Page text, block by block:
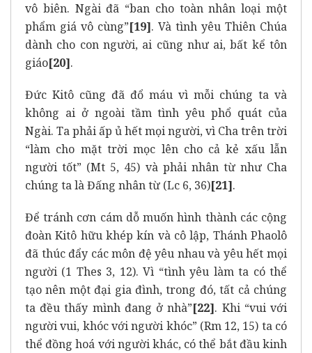
vô biên. Ngài đã “ban cho toàn nhân loại một
phẩm giá vô cùng”[19]. Và tình yêu Thiên Chúa
dành cho con người, ai cũng như ai, bất kể tôn
giáo[20].
Đức Kitô cũng đã đổ máu vì mỗi chúng ta và
không ai ở ngoài tầm tình yêu phổ quát của
Ngài. Ta phải ấp ủ hết mọi người, vì Cha trên trời
“làm cho mặt trời mọc lên cho cả kẻ xấu lẫn
người tốt” (Mt 5, 45) và phải nhân từ như Cha
chúng ta là Đấng nhân từ (Lc 6, 36)[21].
Để tránh cơn cám dỗ muốn hình thành các cộng
đoàn Kitô hữu khép kín và cô lập, Thánh Phaolô
đã thúc đẩy các môn đệ yêu nhau và yêu hết mọi
người (1 Thes 3, 12). Vì “tình yêu làm ta có thể
tạo nên một đại gia đình, trong đó, tất cả chúng
ta đều thấy mình đang ở nhà”[22]. Khi “vui với
người vui, khóc với người khóc” (Rm 12, 15) ta có
thể đồng hoá với người khác, có thể bắt đầu kinh